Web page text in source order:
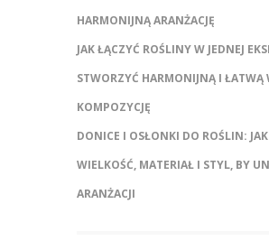
HARMONIJNĄ ARANŻACJĘ
JAK ŁĄCZYĆ ROŚLINY W JEDNEJ
STWORZYĆ HARMONIJNĄ I ŁATWĄ
KOMPOZYCJĘ
DONICE I OSŁONKI DO ROŚLIN:
WIELKOŚĆ, MATERIAŁ I STYL, BY
ARANŻACJI